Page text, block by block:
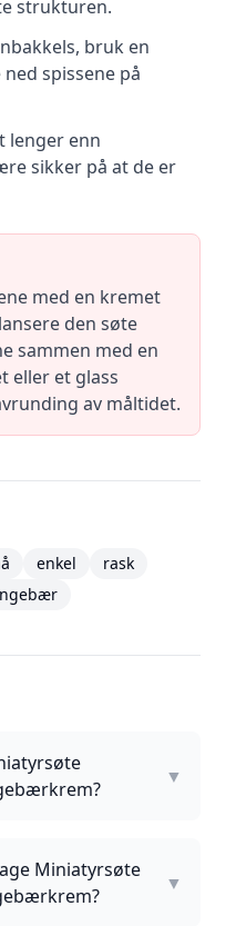
strukturen.
bruk en
spissene på
lenger enn
sikker på at de er
med en kremet
den søte
sammen med en
eller et glass
av måltidet.
enkel
rask
▼
Miniatyrsøte
▼